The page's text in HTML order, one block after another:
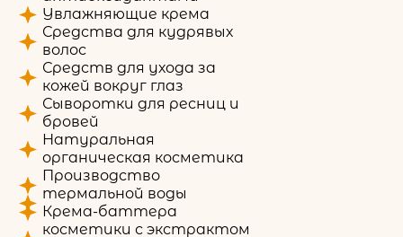
Увлажняющие крема
Средства для кудрявых
волос
Средств для ухода за
кожей вокруг глаз
Сыворотки для ресниц и
бровей
Натуральная
органическая косметика
Производство
термальной воды
Крема-баттера
косметики с экстрактом